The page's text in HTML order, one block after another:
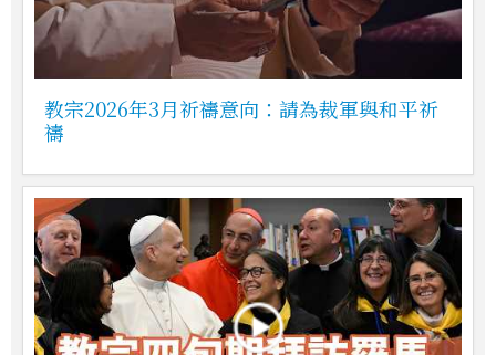
教宗2026年3月祈禱意向：請為裁軍與和平祈
禱